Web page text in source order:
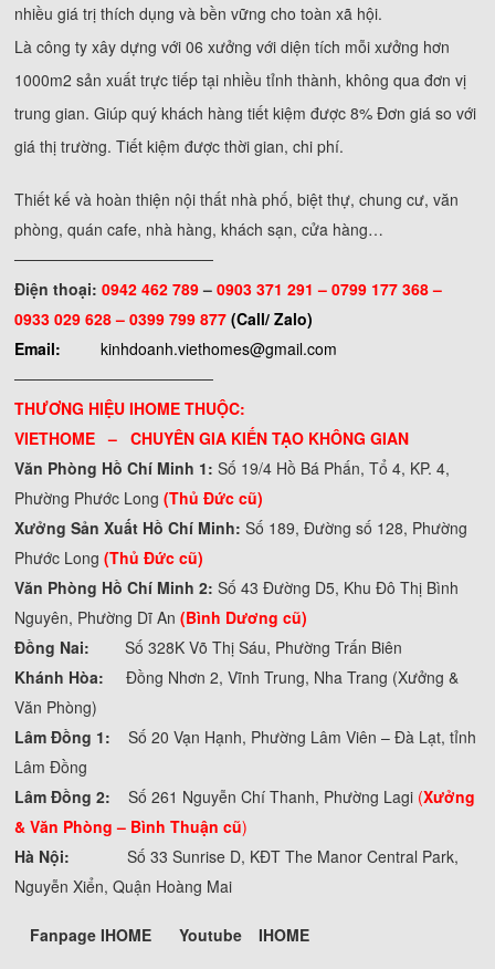
nhiều giá trị thích dụng và bền vững cho toàn xã hội.
Là công ty xây dựng với 06 xưởng với diện tích mỗi xưởng hơn
1000m2 sản xuất trực tiếp tại nhiều tỉnh thành, không qua đơn vị
trung gian. Giúp quý khách hàng tiết kiệm được 8% Đơn giá so với
giá thị trường. Tiết kiệm được thời gian, chi phí.
Thiết kế và hoàn thiện nội thất nhà phố, biệt thự, chung cư, văn
phòng, quán cafe, nhà hàng, khách sạn, cửa hàng…
──────────────────
Điện thoại:0942 462 789–0903 371 291 –0799 177 368 –
0933 029 628 – 0399 799 877 (Call/ Zalo)
Email:
kinhdoanh.viethomes@gmail.com
──────────────────
THƯƠNG HIỆU IHOME THUỘC:
VIETHOME – CHUYÊN GIA KIẾN TẠO KHÔNG GIAN
Văn Phòng Hồ Chí Minh 1:Số 19/4 Hồ Bá Phấn, Tổ 4, KP. 4,
Phường Phước Long(Thủ Đức cũ)
Xưởng Sản Xuất Hồ Chí Minh:Số 189, Đường số 128, Phường
Phước Long(Thủ Đức cũ)
Văn Phòng Hồ Chí Minh 2:Số 43 Đường D5, Khu Đô Thị Bình
Nguyên, Phường Dĩ An (Bình Dương cũ)
Đồng Nai:Số 328K Võ Thị Sáu, Phường Trấn Biên
Khánh Hòa:
Đồng Nhơn 2, Vĩnh Trung, Nha Trang (Xưởng &
Văn Phòng)
Lâm Đồng 1:Số 20 Vạn Hạnh, Phường Lâm Viên – Đà Lạt, tỉnh
Lâm Đồng
Lâm Đồng 2:Số 261 Nguyễn Chí Thanh, Phường Lagi (Xưởng
& Văn Phòng – Bình Thuận cũ)
Hà Nội:Số 33 Sunrise D, KĐT The Manor Central Park,
Nguyễn Xiển, Quận Hoàng Mai
Fanpage IHOME Youtube IHOME